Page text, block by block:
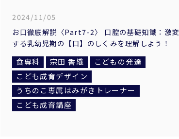
2024/11/05
お口徹底解説〈Part7-2〉 口腔の基礎知識：激変
する乳幼児期の【口】のしくみを理解しよう！
食専科
宗田 香織
こどもの発達
こども成育デザイン
うちのこ専属はみがきトレーナー
こども成育講座